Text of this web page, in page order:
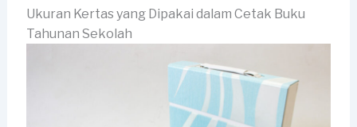
Ukuran Kertas yang Dipakai dalam Cetak Buku
Tahunan Sekolah